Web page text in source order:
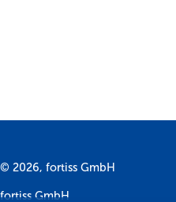
© 2026, fortiss GmbH
fortiss GmbH